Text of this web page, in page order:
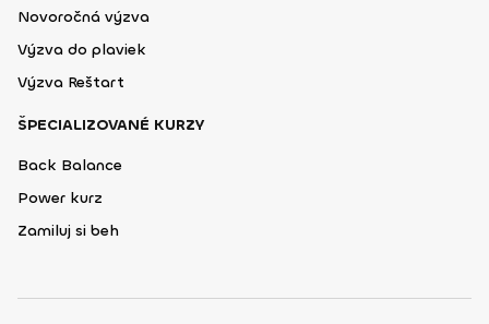
Novoročná výzva
Výzva do plaviek
Výzva Reštart
ŠPECIALIZOVANÉ KURZY
Back Balance
Power kurz
Zamiluj si beh